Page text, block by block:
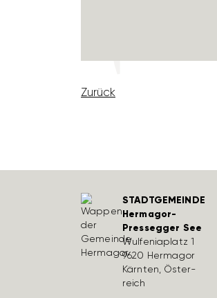
Zurück
STADTGEMEINDE
Hermagor-
Pressegger See
Wulfe­nia­platz 1
9620 Hermagor
Kärnten, Öster­
reich